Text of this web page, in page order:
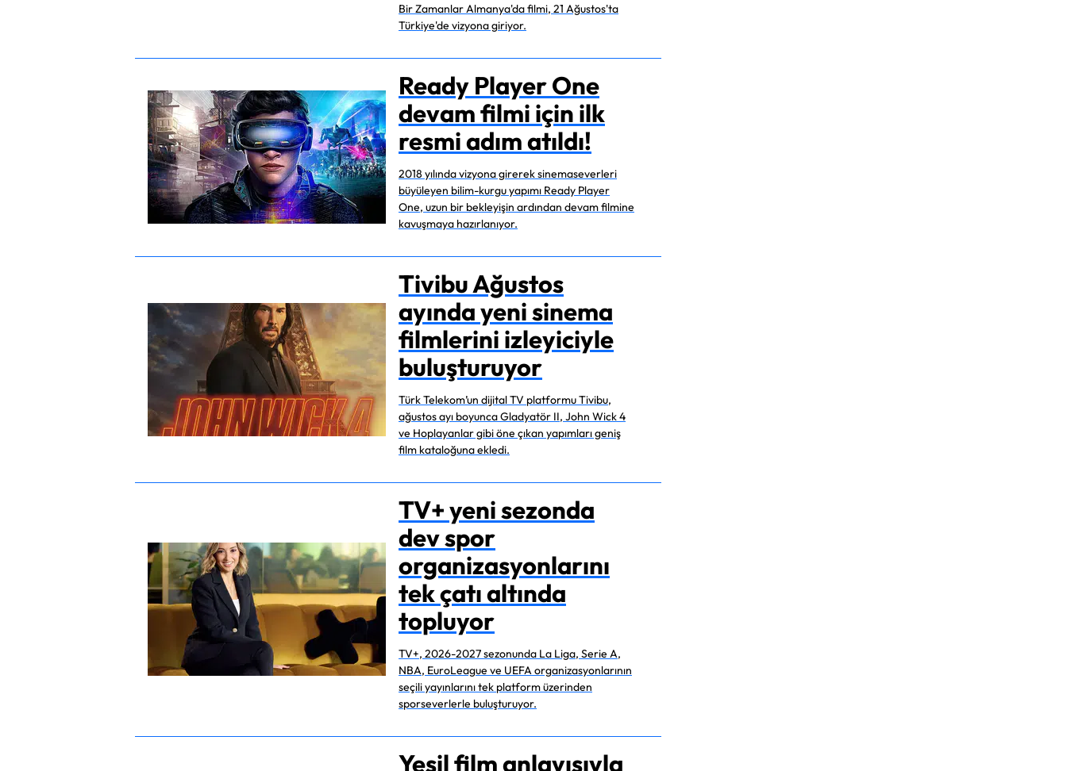
Bir Zamanlar Almanya'da filmi, 21 Ağustos'ta
Türkiye'de vizyona giriyor.
Ready Player One
devam filmi için ilk
resmi adım atıldı!
2018 yılında vizyona girerek sinemaseverleri
büyüleyen bilim-kurgu yapımı Ready Player
One, uzun bir bekleyişin ardından devam filmine
kavuşmaya hazırlanıyor.
Tivibu Ağustos
ayında yeni sinema
filmlerini izleyiciyle
buluşturuyor
Türk Telekom’un dijital TV platformu Tivibu,
ağustos ayı boyunca Gladyatör II, John Wick 4
ve Hoplayanlar gibi öne çıkan yapımları geniş
film kataloğuna ekledi.
TV+ yeni sezonda
dev spor
organizasyonlarını
tek çatı altında
topluyor
TV+, 2026-2027 sezonunda La Liga, Serie A,
NBA, EuroLeague ve UEFA organizasyonlarının
seçili yayınlarını tek platform üzerinden
sporseverlerle buluşturuyor.
Yeşil film anlayışıyla